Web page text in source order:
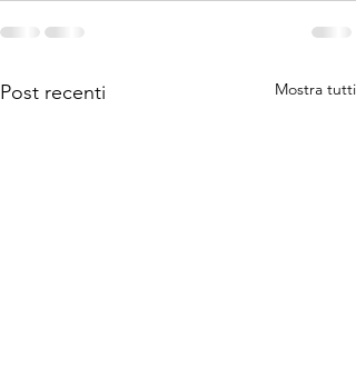
Post recenti Mostra tutti